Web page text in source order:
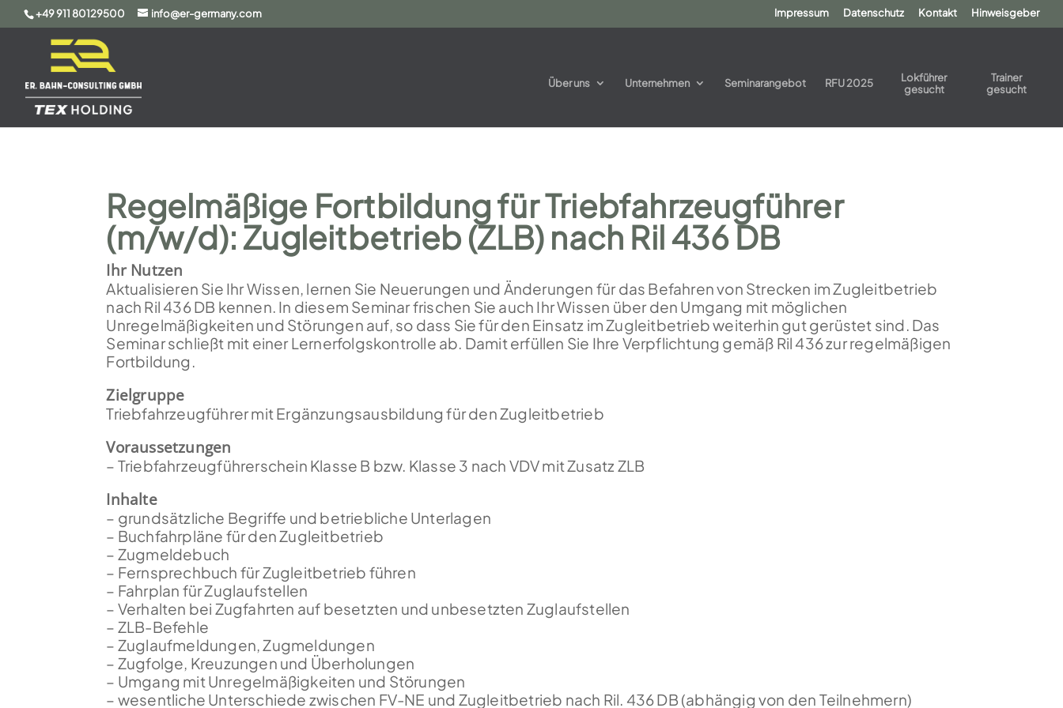
+49 911 80129500 info@er-germany.com Impressum Datenschutz Kontakt Hinweisgeber
Über uns Unternehmen Seminarangebot RFU 2025
Lokführer
gesucht
Trainer
gesucht
Regelmäßige Fortbildung für Triebfahrzeugführer
(m/w/d): Zugleitbetrieb (ZLB) nach Ril 436 DB
Ihr Nutzen
Aktualisieren Sie Ihr Wissen, lernen Sie Neuerungen und Änderungen für das Befahren von Strecken im Zugleitbetrieb
nach Ril 436 DB kennen. In diesem Seminar frischen Sie auch Ihr Wissen über den Umgang mit möglichen
Unregelmäßigkeiten und Störungen auf, so dass Sie für den Einsatz im Zugleitbetrieb weiterhin gut gerüstet sind. Das
Seminar schließt mit einer Lernerfolgskontrolle ab. Damit erfüllen Sie Ihre Verpflichtung gemäß Ril 436 zur regelmäßigen
Fortbildung.
Zielgruppe
Triebfahrzeugführer mit Ergänzungsausbildung für den Zugleitbetrieb
Voraussetzungen
– Triebfahrzeugführerschein Klasse B bzw. Klasse 3 nach VDV mit Zusatz ZLB
Inhalte
– grundsätzliche Begriffe und betriebliche Unterlagen
– Buchfahrpläne für den Zugleitbetrieb
– Zugmeldebuch
– Fernsprechbuch für Zugleitbetrieb führen
– Fahrplan für Zuglaufstellen
– Verhalten bei Zugfahrten auf besetzten und unbesetzten Zuglaufstellen
– ZLB-Befehle
– Zuglaufmeldungen, Zugmeldungen
– Zugfolge, Kreuzungen und Überholungen
– Umgang mit Unregelmäßigkeiten und Störungen
– wesentliche Unterschiede zwischen FV-NE und Zugleitbetrieb nach Ril. 436 DB (abhängig von den Teilnehmern)